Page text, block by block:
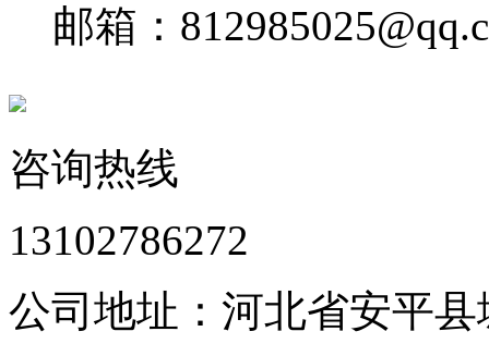
邮箱：
咨询热线
13102786272
公司地址：河北省安平